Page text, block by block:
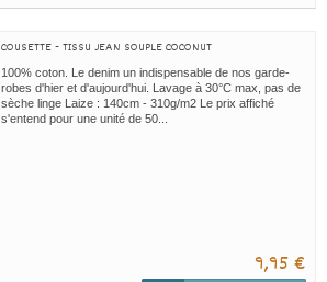
COUSETTE - TISSU JEAN SOUPLE COCONUT
100% coton. Le denim un indispensable de nos garde-
robes d'hier et d'aujourd'hui. Lavage à 30°C max, pas de
sèche linge Laize : 140cm - 310g/m2 Le prix affiché
s'entend pour une unité de 50...
9,95 €